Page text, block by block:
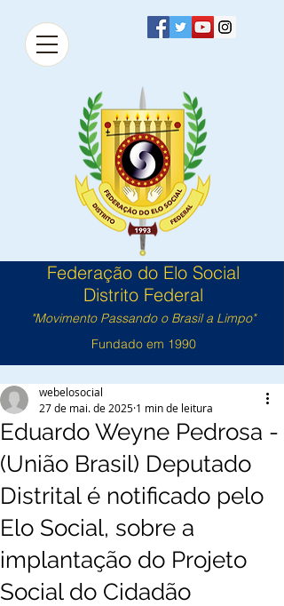
Federação do Elo Social
Distrito Federal
"Movimento Passando o Brasil a Limpo"
Fundado em 1990
Eduardo Weyne Pedrosa -
(União Brasil) Deputado
Distrital é notificado pelo
Elo Social, sobre a
implantação do Projeto
Social do Cidadão
webelosocial
27 de mai. de 2025 1 min de leitura